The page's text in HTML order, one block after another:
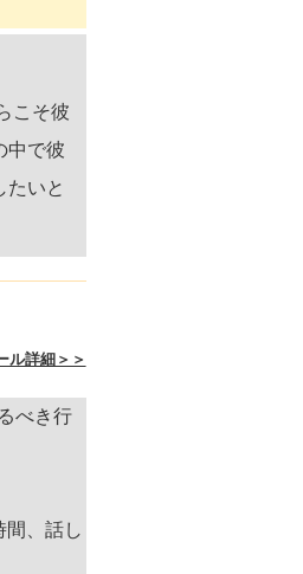
こそ彼
中で彼
たいと
ル詳細＞＞
べき行
間、話し